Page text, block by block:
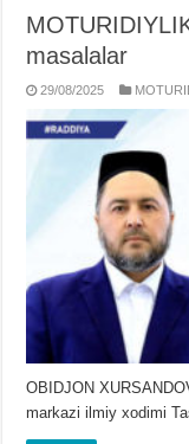
masalalar
29/08/2025
OBIDJON
markazi ilmiy xodimi